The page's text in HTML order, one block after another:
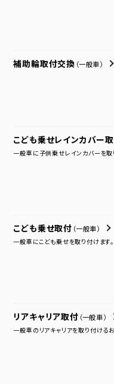
補助輪取付交換 （一般車）
こども乗せレインカバー
一般車に子供乗せレインカバーを取
こども乗せ取付 （一般車）
一般車にこども乗せを取り付けます。
リアキャリア取付 （一般車）
一般車のリアキャリアを取り付ける